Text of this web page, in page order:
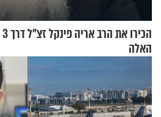
האלה